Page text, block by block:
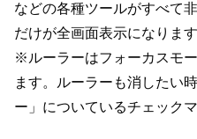
などの各種ツールがすべて
だけが全画面表示になります
※ルーラーはフォーカスモ
ます。ルーラーも消したい
ー」についているチェック